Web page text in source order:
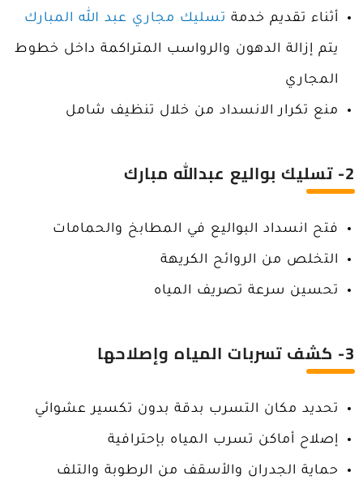
أثناء تقديم خدمة تسليك مجاري عبد الله المبارك
يتم إزالة الدهون والرواسب المتراكمة داخل خطوط
المجاري
منع تكرار الانسداد من خلال تنظيف شامل
2- تسليك بواليع عبدالله مبارك
فتح انسداد البواليع في المطابخ والحمامات
التخلص من الروائح الكريهة
تحسين سرعة تصريف المياه
3- كشف تسربات المياه وإصلاحها
تحديد مكان التسرب بدقة بدون تكسير عشوائي
إصلاح أماكن تسرب المياه بإحترافية
حماية الجدران والأسقف من الرطوبة والتلف